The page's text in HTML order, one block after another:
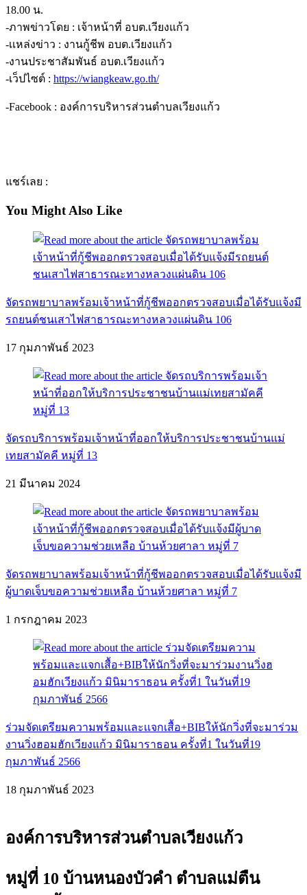
18.00 น.
-ภาพข่าวโดย : เจ้าหน้าที่ อบต.เวียงแก้ว
-เเหล่งข่าว : งานกู้ชีพ อบต.เวียงแก้ว
-งานประชาสัมพันธ์ อบต.เวียงแก้ว
-เว็ปไซต์ : https://wiangkeaw.go.th/
-Facebook : องค์การบริหารส่วนตำบลเวียงแก้ว
แชร์เลย :
You Might Also Like
จัดรถพยาบาลพร้อมเจ้าหน้าที่กู้ชีพออกตรวจสอบเมื่อได้รับแจ้งมี
รถยนต์ชนเสาไฟสาธารณะทางหลวงแผ่นดิน 106
17 กุมภาพันธ์ 2023
จัดรถบริการพร้อมเจ้าหน้าที่ออกให้บริการประชาชนบ้านแม่
เทยสามัคคี หมู่ที่ 13
21 มีนาคม 2024
จัดรถพยาบาลพร้อมเจ้าหน้าที่กู้ชีพออกตรวจสอบเมื่อได้รับแจ้งมี
ผู้บาดเจ็บขอความช่วยเหลือ บ้านห้วยศาลา หมู่ที่ 7
1 กรกฎาคม 2023
ร่วมจัดเตรียมความพร้อมเเละเเจกเสื้อ+BIBให้นักวิ่งที่จะมาร่วม
งานวิ่งฮอมฮักเวียงแก้ว มินิมาราธอน ครั้งที่1 ในวันที่19
กุมภาพันธ์ 2566
18 กุมภาพันธ์ 2023
องค์การบริหารส่วนตำบลเวียงแก้ว
หมู่ที่ 10 บ้านหนองบัวคำ ตำบลแม่ตืน